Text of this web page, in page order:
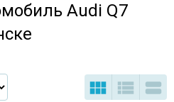
Audi Q7
  